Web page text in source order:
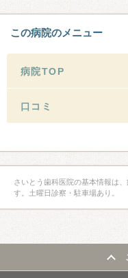
この病院のメニュー
病院TOP
口コミ
さいとう歯科医院の基本情報は
す。土曜日診察・駐車場あり。